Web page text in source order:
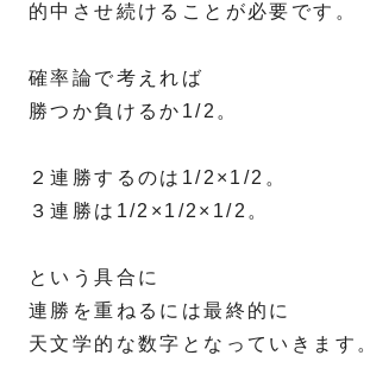
的中させ続けることが必要です。
確率論で考えれば
勝つか負けるか1/2。
２連勝するのは1/2×1/2。
３連勝は1/2×1/2×1/2。
という具合に
連勝を重ねるには最終的に
天文学的な数字となっていきます。